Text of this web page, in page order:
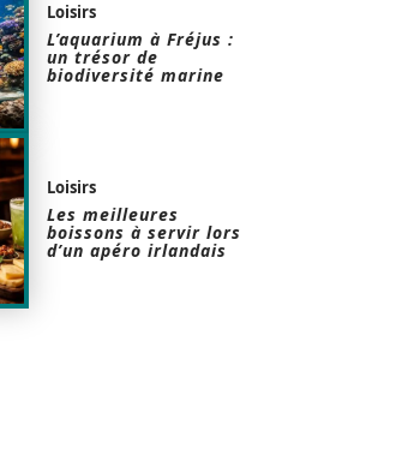
Loisirs
L’aquarium à Fréjus :
un trésor de
biodiversité marine
Loisirs
Les meilleures
boissons à servir lors
d’un apéro irlandais